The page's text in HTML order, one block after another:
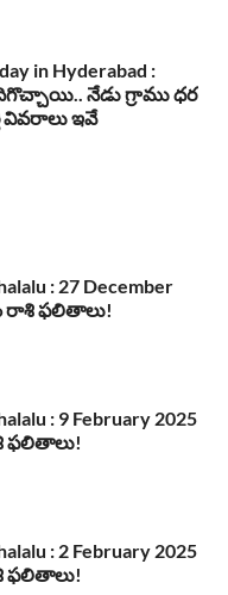
in Hyderabad :
దిగొచ్చాయి.. నేడు గ్రాము ధర
వివరాలు ఇవే
: 27 December
రాశి ఫలితాలు!
: 9 February 2025
: 2 February 2025